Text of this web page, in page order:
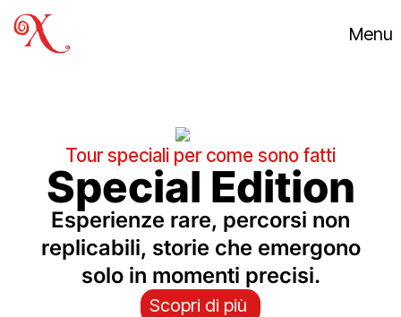
Menu
Tour speciali per come sono fatti
Special Edition
Esperienze rare, percorsi non
replicabili, storie che emergono
solo in momenti precisi.
Scopri di più